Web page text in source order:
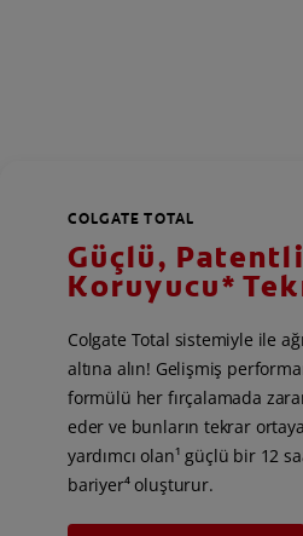
COLGATE TOTAL
Güçlü,
Koruyucu*
Colgate Total sistemiyle ile
altına alın! Gelişmiş
formülü her fırçalamada
eder ve bunların tekrar
yardımcı olan¹ güçlü bir 12
bariyer⁴ oluşturur.